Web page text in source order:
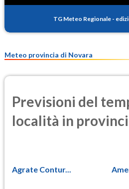
PM25
TG Meteo Regionale -
Meteo provincia di Novara
Previsioni del
località in
Agrate Contur...